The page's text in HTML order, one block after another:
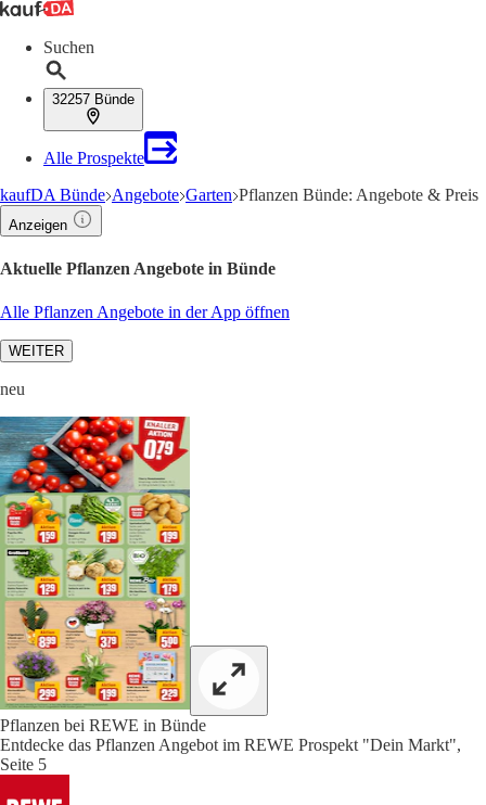
Suchen
32257 Bünde
Alle Prospekte
kaufDA Bünde Angebote Garten Pflanzen Bünde: Angebote & Preis
Anzeigen
Aktuelle Pflanzen Angebote in Bünde
Alle Pflanzen Angebote in der App öffnen
WEITER
neu
Pflanzen bei REWE in Bünde
Entdecke das Pflanzen Angebot im REWE Prospekt "Dein Markt",
Seite 5